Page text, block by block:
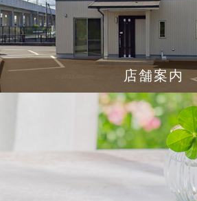
店舗案内